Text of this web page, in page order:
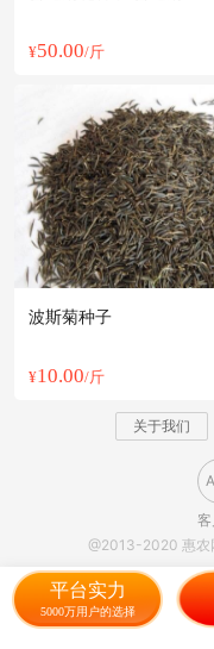
¥50.00/斤
波斯菊种子
¥10.00/斤
关于我们
客
@2013-2020 惠农
平台实力
5000万用户的选择